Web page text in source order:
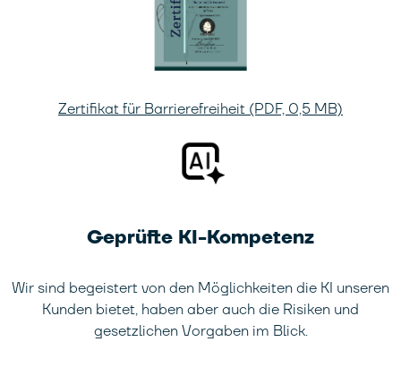
Zertifikat für Barrierefreiheit (PDF, 0,5 MB)
Geprüfte KI-Kompetenz
Wir sind begeistert von den Möglichkeiten die KI unseren
Kunden bietet, haben aber auch die Risiken und
gesetzlichen Vorgaben im Blick.